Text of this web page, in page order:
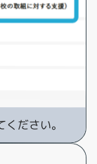
ださい。